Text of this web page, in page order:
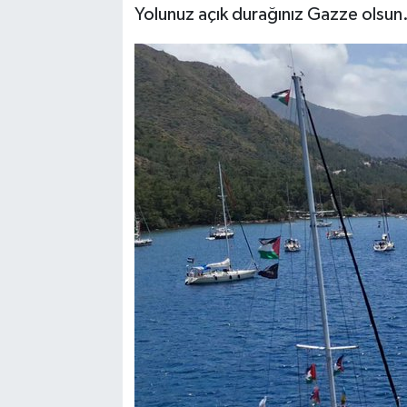
Yolunuz açık durağınız Gazze